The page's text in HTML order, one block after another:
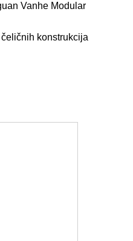
Vanhe Modular
konstrukcija